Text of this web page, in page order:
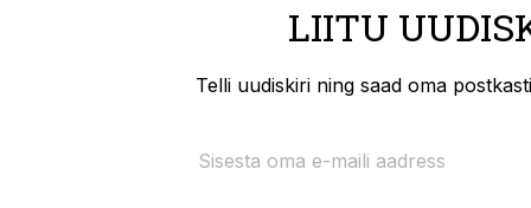
LIITU
Telli uudiskiri ning saad oma